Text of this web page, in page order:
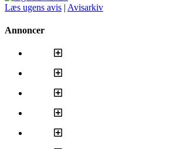
Læs ugens avis | Avisarkiv
Annoncer